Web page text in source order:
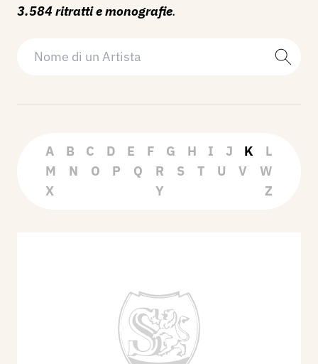
3.584 ritratti e monografie.
A B C D E F G H I J K
L
M
N O P Q R S T U V
W
X
Y Z